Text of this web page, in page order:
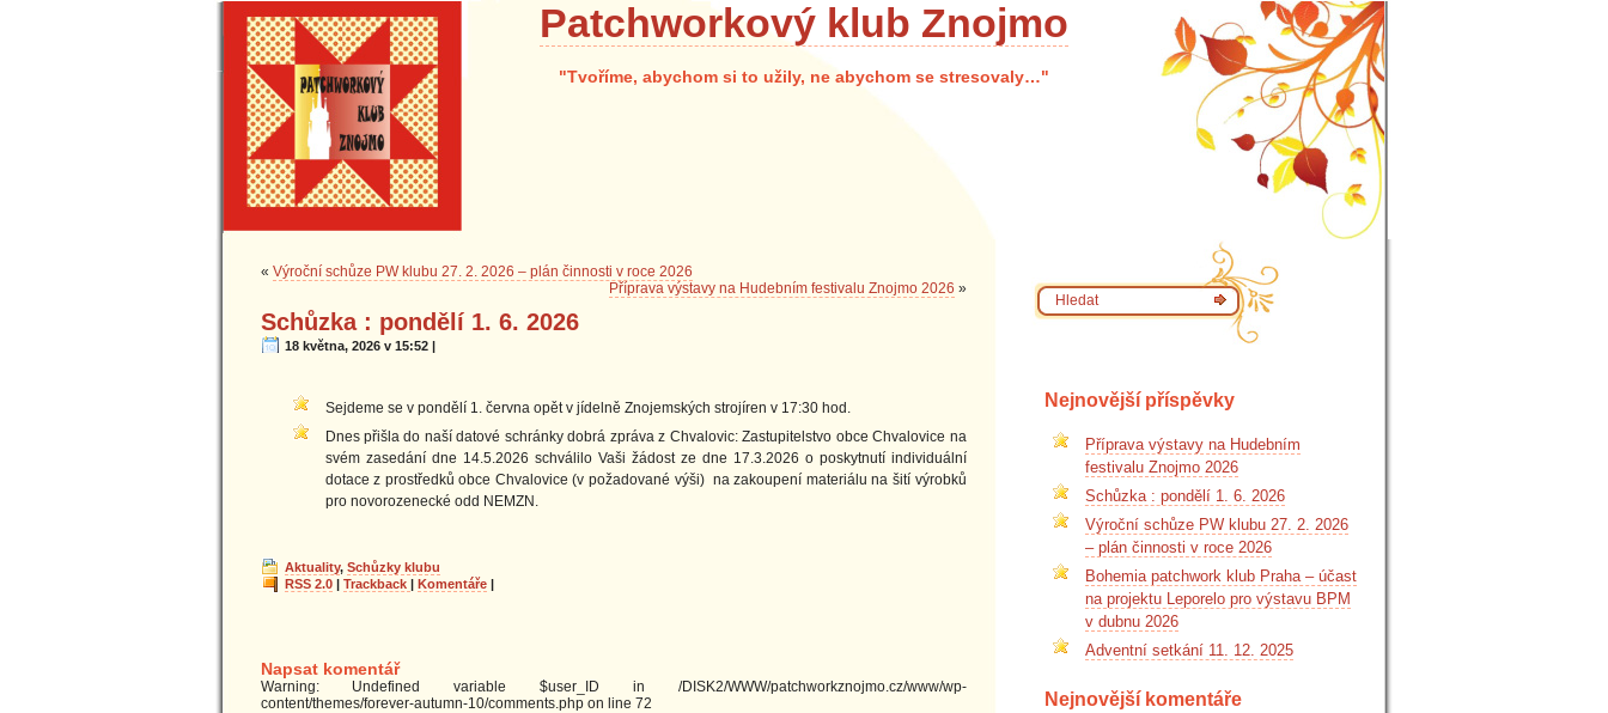
Patchworkový klub Znojmo
"Tvoříme, abychom si to užily, ne abychom se stresovaly…"
« Výroční schůze PW klubu 27. 2. 2026 – plán činnosti v roce 2026
Příprava výstavy na Hudebním festivalu Znojmo 2026 »
Schůzka : pondělí 1. 6. 2026
18 května, 2026 v 15:52 |
Sejdeme se v pondělí 1. června opět v jídelně Znojemských strojíren v 17:30 hod.
Dnes přišla do naší datové schránky dobrá zpráva z Chvalovic: Zastupitelstvo obce Chvalovice na
svém zasedání dne 14.5.2026 schválilo Vaši žádost ze dne 17.3.2026 o poskytnutí individuální
dotace z prostředků obce Chvalovice (v požadované výši) na zakoupení materiálu na šití výrobků
pro novorozenecké odd NEMZN.
Aktuality, Schůzky klubu
RSS 2.0| Trackback | Komentáře|
Napsat komentář
Warning: Undefined variable $user_ID in /DISK2/WWW/patchworkznojmo.cz/www/wp-
content/themes/forever-autumn-10/comments.php on line 72
Nejnovější příspěvky
Příprava výstavy na Hudebním
festivalu Znojmo 2026
Schůzka : pondělí 1. 6. 2026
Výroční schůze PW klubu 27. 2. 2026
– plán činnosti v roce 2026
Bohemia patchwork klub Praha – účast
na projektu Leporelo pro výstavu BPM
v dubnu 2026
Adventní setkání 11. 12. 2025
Nejnovější komentáře